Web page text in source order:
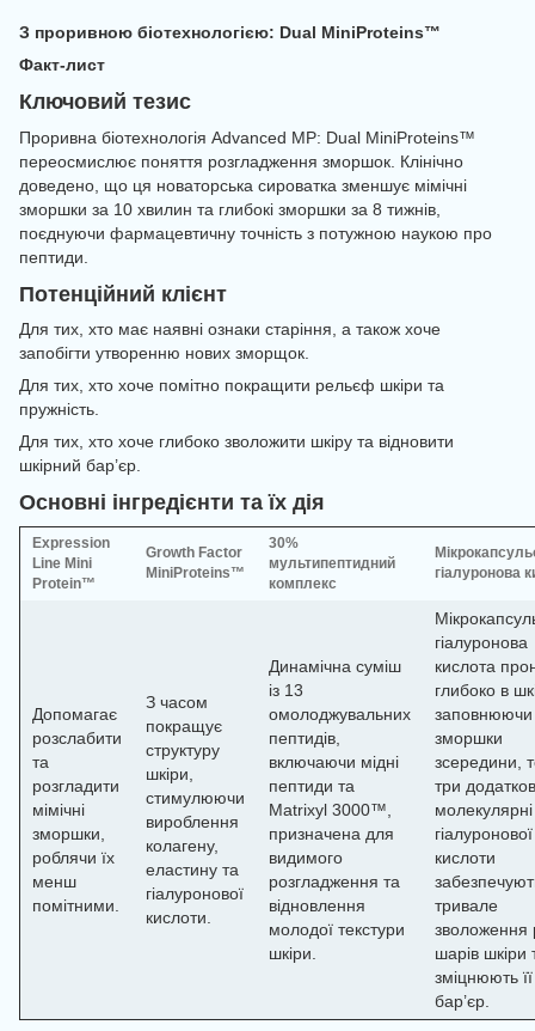
З проривною біотехнологією: Dual MiniProteins™
Факт-лист
Ключовий тезис
Проривна біотехнологія Advanced MP: Dual MiniProteins™
переосмислює поняття розгладження зморшок. Клінічно
доведено, що ця новаторська сироватка зменшує мімічні
зморшки за 10 хвилин та глибокі зморшки за 8 тижнів,
поєднуючи фармацевтичну точність з потужною наукою про
пептиди.
Потенційний клієнт
Для тих, хто має наявні ознаки старіння, а також хоче
запобігти утворенню нових зморщок.
Для тих, хто хоче помітно покращити рельєф шкіри та
пружність.
Для тих, хто хоче глибоко зволожити шкіру та відновити
шкірний бар’єр.
Основні інгредієнти та їх дія
Expression
Line Mini
Protein™
Growth Factor
MiniProteins™
30%
мультипептидний
комплекс
гіалуронова
Допомагає
розслабити
та
розгладити
мімічні
зморшки,
роблячи їх
менш
помітними.
З часом
покращує
структуру
шкіри,
стимулюючи
вироблення
колагену,
еластину та
гіалуронової
кислоти.
Динамічна суміш
із 13
омолоджувальних
пептидів,
включаючи мідні
пептиди та
Matrixyl 3000™,
призначена для
видимого
розгладження та
відновлення
молодої текстури
шкіри.
гіалуронова
кислота
глибоко в
заповнюючи
зморшки
зсередини,
три
гіалуронової
кислоти
тривале
зволоження
шарів шкіри
зміцнюють її
бар’єр.